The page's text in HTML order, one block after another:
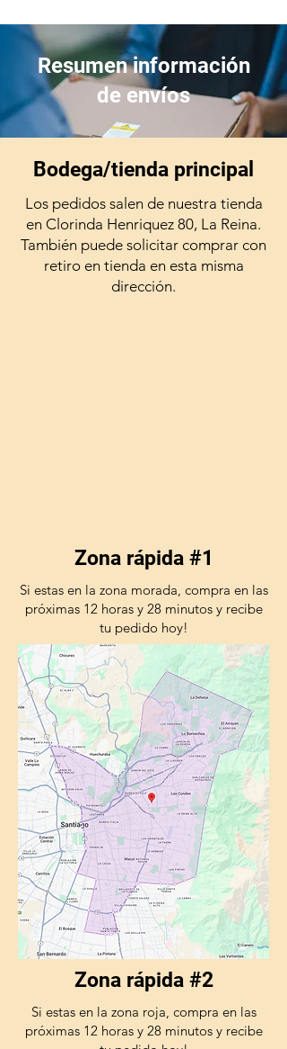
Resumen información
de envíos
Bodega/tienda principal
Los pedidos salen de nuestra tienda
en Clorinda Henriquez 80, La Reina.
También puede solicitar comprar con
retiro en tienda en esta misma
dirección.
Zona rápida #1
Si estas en la zona morada, compra en las
próximas 12 horas y 28 minutos y recibe
tu pedido hoy!
Zona rápida #2
Si estas en la zona roja, compra en las
próximas 12 horas y 28 minutos y recibe